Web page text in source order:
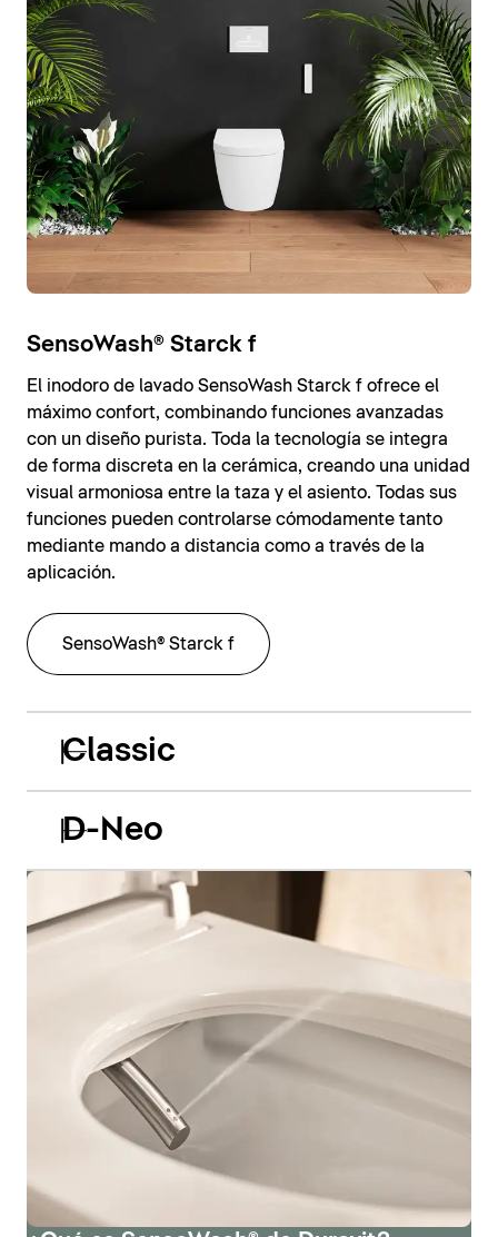
SensoWash® Starck f
El inodoro de lavado SensoWash Starck f ofrece el
máximo confort, combinando funciones avanzadas
con un diseño purista. Toda la tecnología se integra
de forma discreta en la cerámica, creando una unidad
visual armoniosa entre la taza y el asiento. Todas sus
funciones pueden controlarse cómodamente tanto
mediante mando a distancia como a través de la
aplicación.
SensoWash® Starck f
Classic
D-Neo